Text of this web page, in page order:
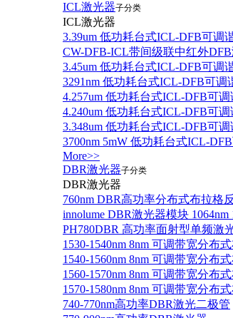
ICL激光器子分类
ICL激光器
3.39um 低功耗台式ICL-DFB可调
CW-DFB-ICL带间级联中红外DFB
3.45um 低功耗台式ICL-DFB可调
3291nm 低功耗台式ICL-DFB可调
4.257um 低功耗台式ICL-DFB可
4.240um 低功耗台式ICL-DFB可
3.348um 低功耗台式ICL-DFB可
3700nm 5mW 低功耗台式ICL-
More>>
DBR激光器子分类
DBR激光器
760nm DBR高功率分布式布拉格
innolume DBR激光器模块 1064nm
PH780DBR 高功率面射型单频激
1530-1540nm 8nm 可调带宽分布
1540-1560nm 8nm 可调带宽分布
1560-1570nm 8nm 可调带宽分布
1570-1580nm 8nm 可调带宽分布
740-770nm高功率DBR激光二极管